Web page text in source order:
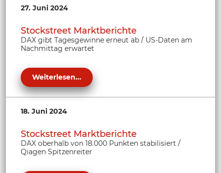
27. Juni 2024
Stockstreet Marktberichte
DAX gibt Tagesgewinne erneut ab / US-Daten am
Nachmittag erwartet
Weiterlesen...
18. Juni 2024
Stockstreet Marktberichte
DAX oberhalb von 18.000 Punkten stabilisiert /
Qiagen Spitzenreiter